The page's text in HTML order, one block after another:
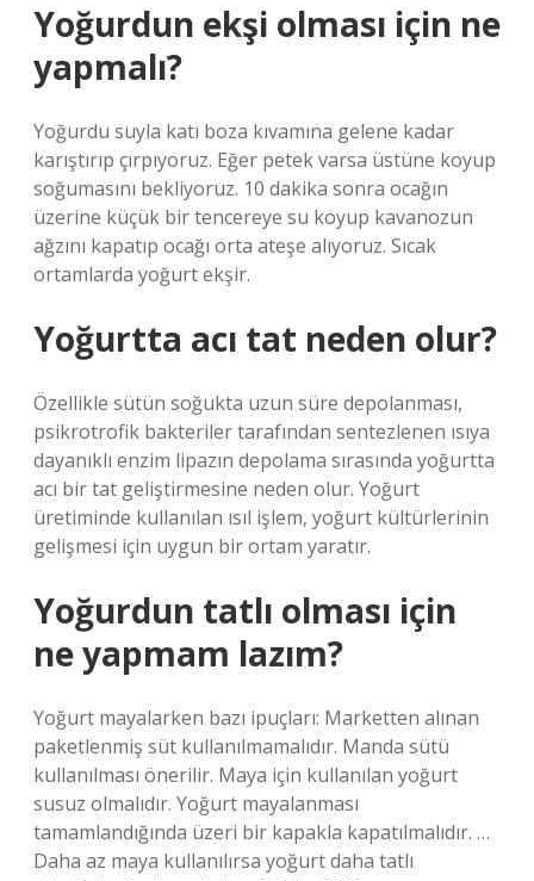
Yoğurdun ekşi olması için ne
yapmalı?
Yoğurdu suyla katı boza kıvamına gelene kadar
karıştırıp çırpıyoruz. Eğer petek varsa üstüne koyup
soğumasını bekliyoruz. 10 dakika sonra ocağın
üzerine küçük bir tencereye su koyup kavanozun
ağzını kapatıp ocağı orta ateşe alıyoruz. Sıcak
ortamlarda yoğurt ekşir.
Yoğurtta acı tat neden olur?
Özellikle sütün soğukta uzun süre depolanması,
psikrotrofik bakteriler tarafından sentezlenen ısıya
dayanıklı enzim lipazın depolama sırasında yoğurtta
acı bir tat geliştirmesine neden olur. Yoğurt
üretiminde kullanılan ısıl işlem, yoğurt kültürlerinin
gelişmesi için uygun bir ortam yaratır.
Yoğurdun tatlı olması için
ne yapmam lazım?
Yoğurt mayalarken bazı ipuçları: Marketten alınan
paketlenmiş süt kullanılmamalıdır. Manda sütü
kullanılması önerilir. Maya için kullanılan yoğurt
susuz olmalıdır. Yoğurt mayalanması
tamamlandığında üzeri bir kapakla kapatılmalıdır. …
Daha az maya kullanılırsa yoğurt daha tatlı